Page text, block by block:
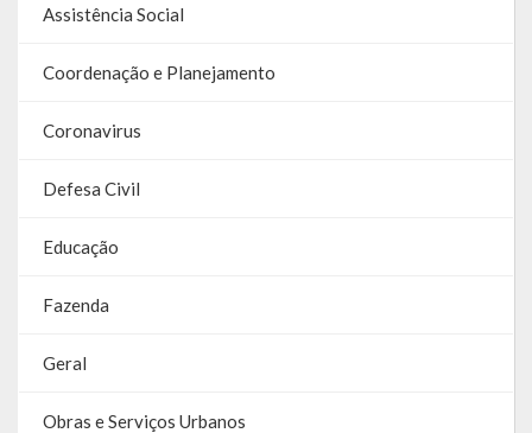
Assistência Social
Coordenação e Planejamento
Coronavirus
Defesa Civil
Educação
Fazenda
Geral
Obras e Serviços Urbanos